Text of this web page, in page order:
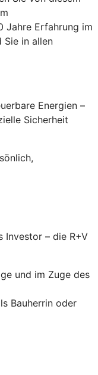
Jahre Erfahrung im
Sie in allen
Energien –
Sicherheit
Investor – die R+V
und im Zuge des
Bauherrin oder